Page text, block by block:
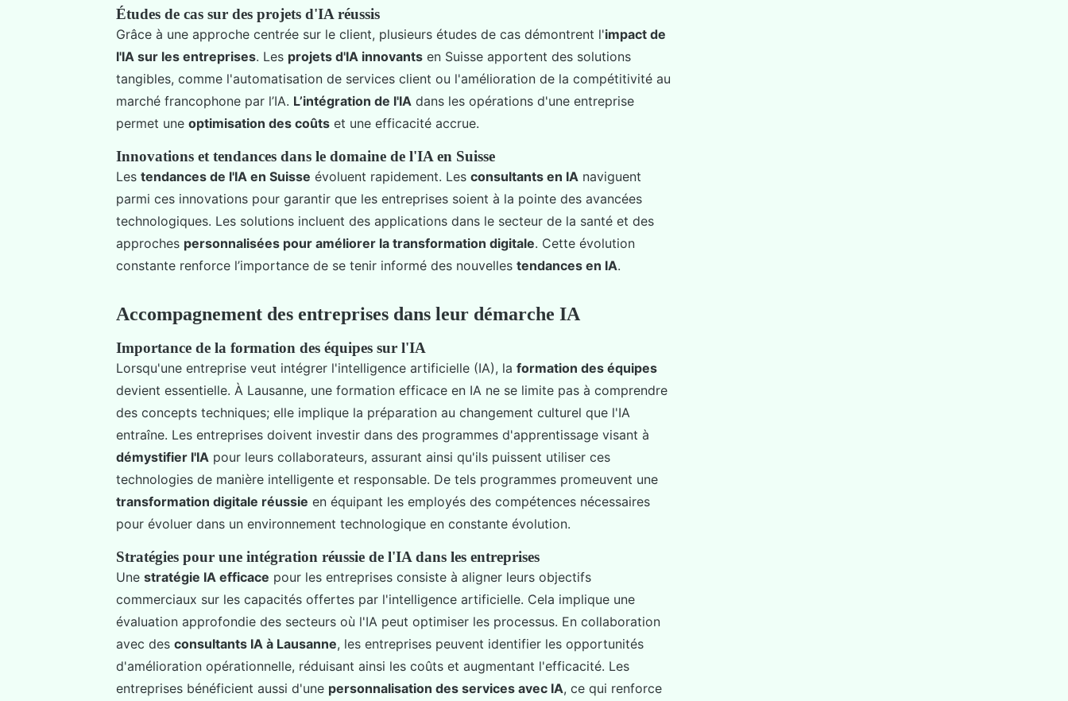
Études de cas sur des projets d'IA réussis
Grâce à une approche centrée sur le client, plusieurs études de cas démontrent l'impact de
l'IA sur les entreprises. Les projets d'IA innovants en Suisse apportent des solutions
tangibles, comme l'automatisation de services client ou l'amélioration de la compétitivité au
marché francophone par l’IA. L’intégration de l'IA dans les opérations d'une entreprise
permet une optimisation des coûts et une efficacité accrue.
Innovations et tendances dans le domaine de l'IA en Suisse
Les tendances de l'IA en Suisse évoluent rapidement. Les consultants en IA naviguent
parmi ces innovations pour garantir que les entreprises soient à la pointe des avancées
technologiques. Les solutions incluent des applications dans le secteur de la santé et des
approches personnalisées pour améliorer la transformation digitale. Cette évolution
constante renforce l’importance de se tenir informé des nouvelles tendances en IA.
Accompagnement des entreprises dans leur démarche IA
Importance de la formation des équipes sur l'IA
Lorsqu'une entreprise veut intégrer l'intelligence artificielle (IA), la formation des équipes
devient essentielle. À Lausanne, une formation efficace en IA ne se limite pas à comprendre
des concepts techniques; elle implique la préparation au changement culturel que l'IA
entraîne. Les entreprises doivent investir dans des programmes d'apprentissage visant à
démystifier l'IA pour leurs collaborateurs, assurant ainsi qu'ils puissent utiliser ces
technologies de manière intelligente et responsable. De tels programmes promeuvent une
transformation digitale réussie en équipant les employés des compétences nécessaires
pour évoluer dans un environnement technologique en constante évolution.
Stratégies pour une intégration réussie de l'IA dans les entreprises
Une stratégie IA efficace pour les entreprises consiste à aligner leurs objectifs
commerciaux sur les capacités offertes par l'intelligence artificielle. Cela implique une
évaluation approfondie des secteurs où l'IA peut optimiser les processus. En collaboration
avec des consultants IA à Lausanne, les entreprises peuvent identifier les opportunités
d'amélioration opérationnelle, réduisant ainsi les coûts et augmentant l'efficacité. Les
entreprises bénéficient aussi d'une personnalisation des services avec IA, ce qui renforce